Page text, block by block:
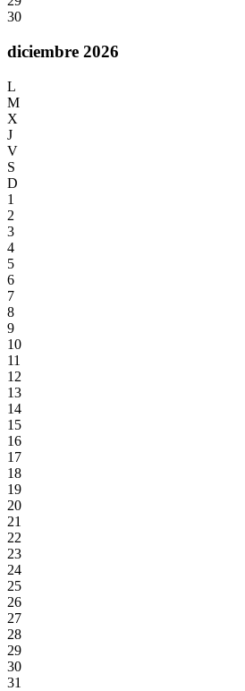
30
diciembre 2026
L
M
X
J
V
S
D
1
2
3
4
5
6
7
8
9
10
11
12
13
14
15
16
17
18
19
20
21
22
23
24
25
26
27
28
29
30
31